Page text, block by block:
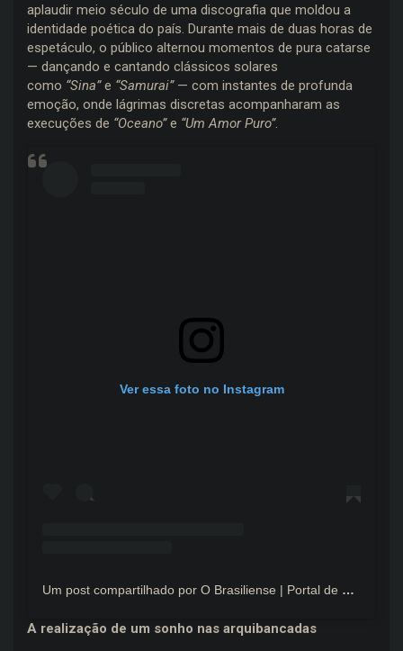
aplaudir meio século de uma discografia que moldou a
identidade poética do país. Durante mais de duas horas de
espetáculo, o público alternou momentos de pura catarse
— dançando e cantando clássicos solares
como “Sina”e “Samurai”— com instantes de profunda
emoção, onde lágrimas discretas acompanharam as
execuções de “Oceano”e “Um Amor Puro”.
Ver essa foto no Instagram
Um post compartilhado por O Brasiliense | Portal de Notícias | Brasília (@obrasilienseoficial)
A realização de um sonho nas arquibancadas